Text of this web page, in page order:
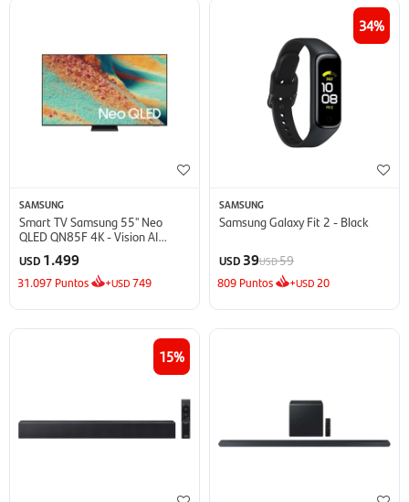
SAMSUNG
Smart TV Samsung 55'' Neo
QLED QN85F 4K - Vision AI
USD 1.499
31.097 Puntos +USD749
34
SAMSUNG
Samsung Galaxy Fit 2 - Black
USD 39USD59
809 Puntos +USD 20
15